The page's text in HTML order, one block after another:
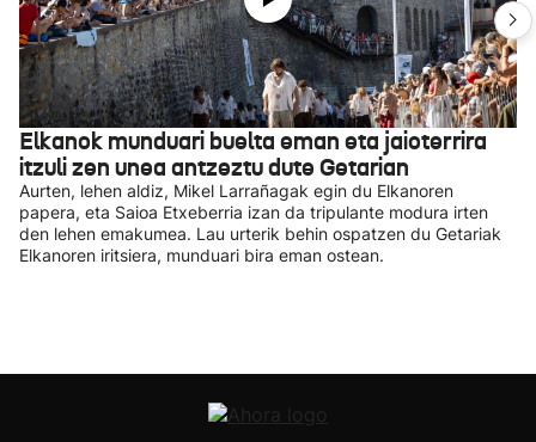
Elkanok munduari buelta eman eta jaioterrira
itzuli zen unea antzeztu dute Getarian
Aurten, lehen aldiz, Mikel Larrañagak egin du Elkanoren
papera, eta Saioa Etxeberria izan da tripulante modura irten
den lehen emakumea. Lau urterik behin ospatzen du Getariak
Elkanoren iritsiera, munduari bira eman ostean.